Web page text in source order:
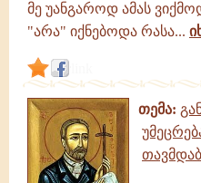
მე უანგაროდ ამას
"არა" იქნებოდა რასა...
თემა: